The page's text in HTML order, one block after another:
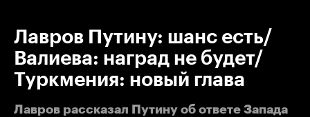
Лавров Путину: шанс есть/
Валиева: наград не будет/
Туркмения: новый глава
Лавров рассказал Путину об ответе Запада